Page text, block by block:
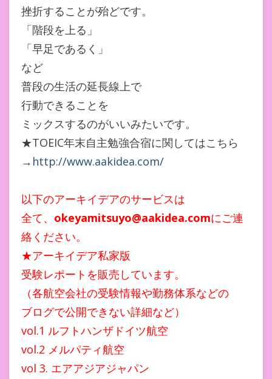
挫折することが殆どです。
「階段を上る」
「早足であるく」
など
普段の生活の延長線上で
行動できることを
ミックスするのがいいみたいです。
★TOEIC年末自主勉強合宿に関してはこちら
→ http://www.aakidea.com/
以下のアーキイデアのサービスは
全て、 okeyamitsuyo@aakidea.comにご連
絡ください。
★アーキイデア私家版
受験レポートを販売しています。
（各航空会社の受験情報や勤務体系などの
ブログで公開できない詳細など）
vol.1 ルフトハンザドイツ航空
vol.2 メルパティ航空
vol 3. エアアジアジャパン